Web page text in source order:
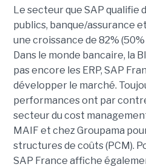
Le secteur que SAP qualifie
publics, banque/assurance
une croissance de 82%
Dans le monde bancaire, la
pas encore les ERP, SAP
développer le marché.
performances ont par
secteur du cost
MAIF et chez Groupama
structures de coûts (PCM).
SAP France affiche